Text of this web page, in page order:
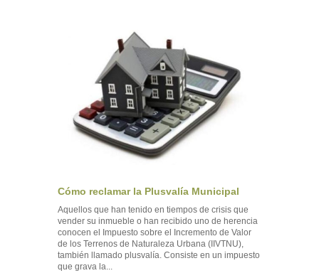
Cómo reclamar la Plusvalía Municipal
Aquellos que han tenido en tiempos de crisis que
vender su inmueble o han recibido uno de herencia
conocen el Impuesto sobre el Incremento de Valor
de los Terrenos de Naturaleza Urbana (IIVTNU),
también llamado plusvalía. Consiste en un impuesto
que grava la...